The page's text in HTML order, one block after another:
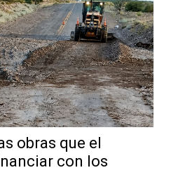
obras que el
con los